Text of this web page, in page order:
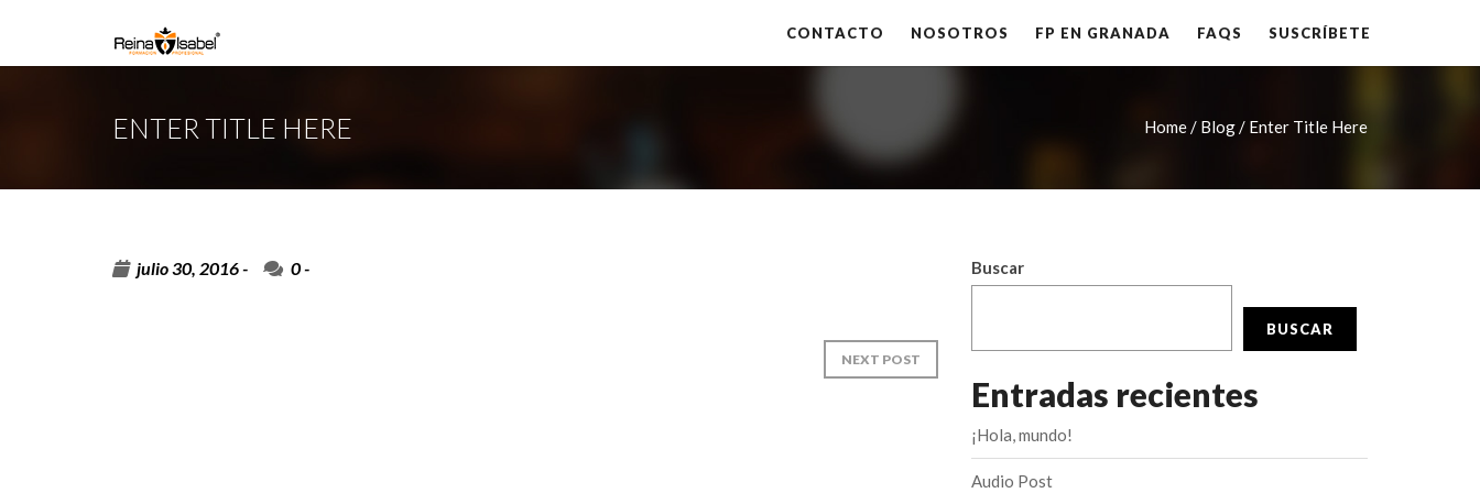
CONTACTO NOSOTROS FP EN GRANADA FAQS SUSCRÍBETE
ENTER TITLE HERE Home / Blog / Enter Title Here
julio 30, 2016 - 0-
NEXT POST
Buscar
BUSCAR
Entradas recientes
¡Hola, mundo!
Audio Post